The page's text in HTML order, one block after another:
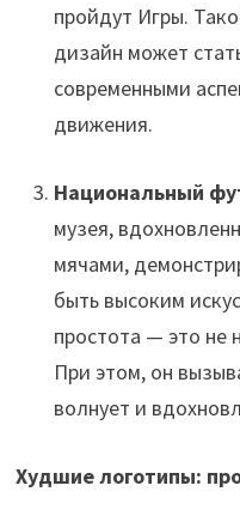
пройдут Игры.
дизайн может
современными
движения.
Национальный
музея,
мячами,
быть высоким
простота — это не
При этом, он
волнует и
Худшие логотипы: